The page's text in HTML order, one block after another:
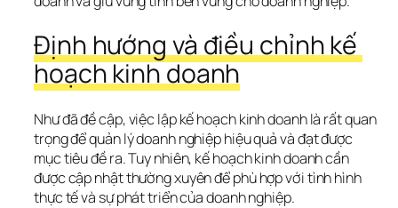
Định hướng và điều chỉnh kế
hoạch kinh doanh
Như đã đề cập, việc lập kế hoạch kinh doanh là rất quan
trọng để quản lý doanh nghiệp hiệu quả và đạt được
mục tiêu đề ra. Tuy nhiên, kế hoạch kinh doanh cần
được cập nhật thường xuyên để phù hợp với tình hình
thực tế và sự phát triển của doanh nghiệp.